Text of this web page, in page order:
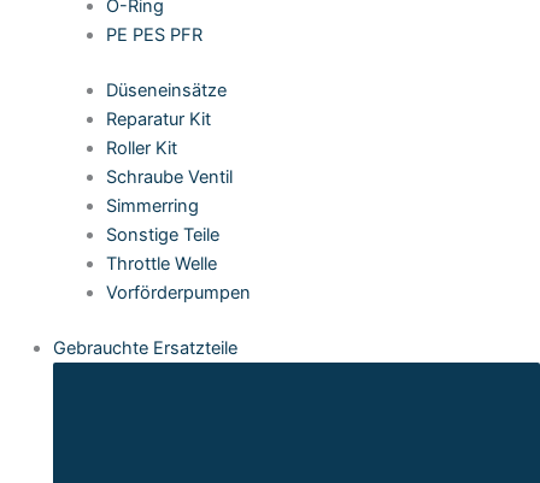
O-Ring
PE PES PFR
Düseneinsätze
Reparatur Kit
Roller Kit
Schraube Ventil
Simmerring
Sonstige Teile
Throttle Welle
Vorförderpumpen
Gebrauchte Ersatzteile